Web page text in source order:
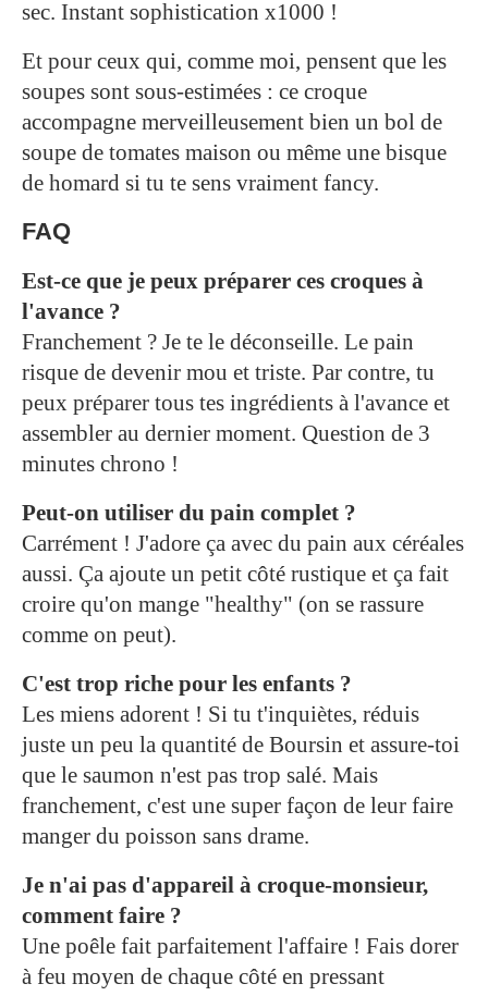
sec. Instant sophistication x1000 !
Et pour ceux qui, comme moi, pensent que les
soupes sont sous-estimées : ce croque
accompagne merveilleusement bien un bol de
soupe de tomates maison ou même une bisque
de homard si tu te sens vraiment fancy.
FAQ
Est-ce que je peux préparer ces croques à
l'avance ?
Franchement ? Je te le déconseille. Le pain
risque de devenir mou et triste. Par contre, tu
peux préparer tous tes ingrédients à l'avance et
assembler au dernier moment. Question de 3
minutes chrono !
Peut-on utiliser du pain complet ?
Carrément ! J'adore ça avec du pain aux céréales
aussi. Ça ajoute un petit côté rustique et ça fait
croire qu'on mange "healthy" (on se rassure
comme on peut).
C'est trop riche pour les enfants ?
Les miens adorent ! Si tu t'inquiètes, réduis
juste un peu la quantité de Boursin et assure-toi
que le saumon n'est pas trop salé. Mais
franchement, c'est une super façon de leur faire
manger du poisson sans drame.
Je n'ai pas d'appareil à croque-monsieur,
comment faire ?
Une poêle fait parfaitement l'affaire ! Fais dorer
à feu moyen de chaque côté en pressant